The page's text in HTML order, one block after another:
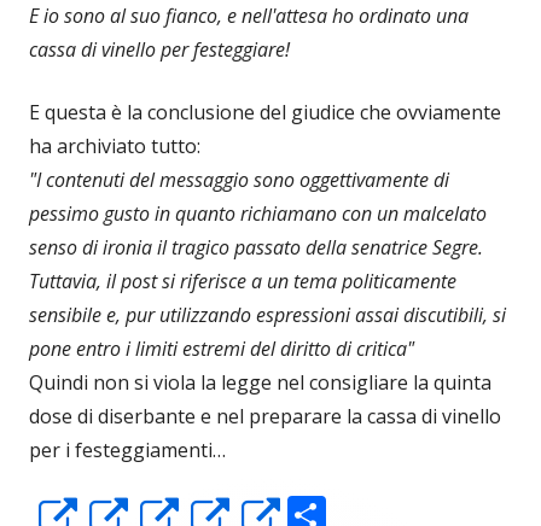
E io sono al suo fianco, e nell'attesa ho ordinato una
cassa di vinello per festeggiare!
E questa è la conclusione del giudice che ovviamente
ha archiviato tutto:
"I contenuti del messaggio sono oggettivamente di
pessimo gusto in quanto richiamano con un malcelato
senso di ironia il tragico passato della senatrice Segre.
Tuttavia, il post si riferisce a un tema politicamente
sensibile e, pur utilizzando espressioni assai discutibili, si
pone entro i limiti estremi del diritto di critica"
Quindi non si viola la legge nel consigliare la quinta
dose di diserbante e nel preparare la cassa di vinello
per i festeggiamenti…
ApreApreApreApre
Apre